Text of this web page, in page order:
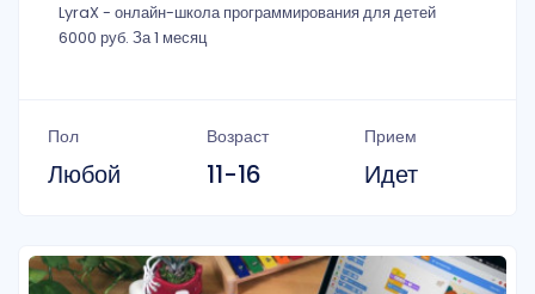
LyraX - онлайн-школа программирования для детей
6000 руб. За 1 месяц
Пол
Любой
Возраст
11-16
Прием
Идет